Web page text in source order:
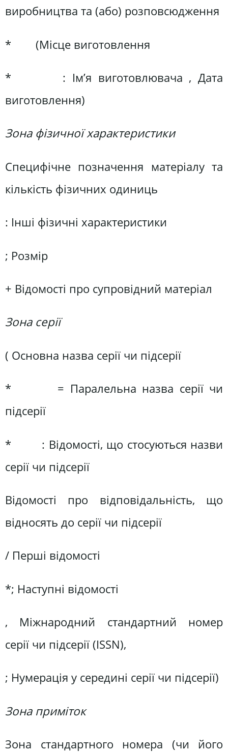
виробництва та (або) розповсюдження
* (Місце виготовлення
* : Ім’я виготовлювача , Дата
виготовлення)
Зона фізичної характеристики
Специфічне позначення матеріалу та
кількість фізичних одиниць
: Інші фізичні характеристики
; Розмір
+ Відомості про супровідний матеріал
Зона серії
( Основна назва серії чи підсерії
* = Паралельна назва серії чи
підсерії
* : Відомості, що стосуються назви
серії чи підсерії
Відомості про відповідальність, що
відносять до серії чи підсерії
/ Перші відомості
*; Наступні відомості
, Міжнародний стандартний номер
серії чи підсерії (ISSN),
; Нумерація у середині серії чи підсерії)
Зона приміток
Зона стандартного номера (чи його